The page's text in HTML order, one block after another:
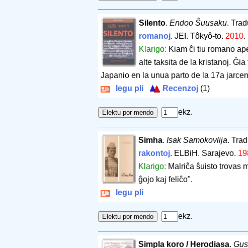
Silento. Endoo Ŝuusaku.
romanoj. JEI. Tôkyô-to. 2010.
Klarigo: Kiam ĉi tiu romano
alte taksita de la kristanoj.
Japanio en la unua parto de la 17a
legu pli
Recenzoj (1)
ekz.
Simha. Isak Samokovlija.
rakontoj. ELBiH. Sarajevo.
Klarigo: Malriĉa ŝuisto trovas
ĝojo kaj feliĉo".
legu pli
ekz.
Simpla koro / Herodiasa.